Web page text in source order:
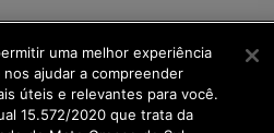
uma melhor experiência
ajudar a compreender
úteis e relevantes para você.
15.572/2020 que trata da